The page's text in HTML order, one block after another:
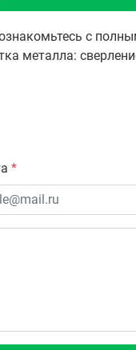
с
металла:
*